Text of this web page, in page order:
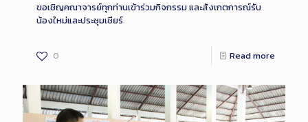
ขอเชิญคณาจารย์ทุกท่านเข้าร่วมกิจกรรม และสังเกตการณ์รับ
น้องใหม่และประชุมเชียร์
0 Read more